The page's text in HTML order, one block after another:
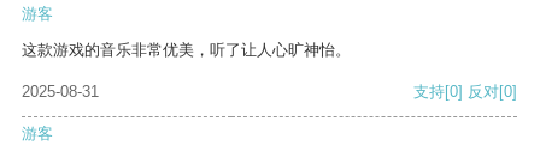
游客
这款游戏的音乐非常优美，听了让人心旷神怡。
2025-08-31 支持[0] 反对[0]
游客